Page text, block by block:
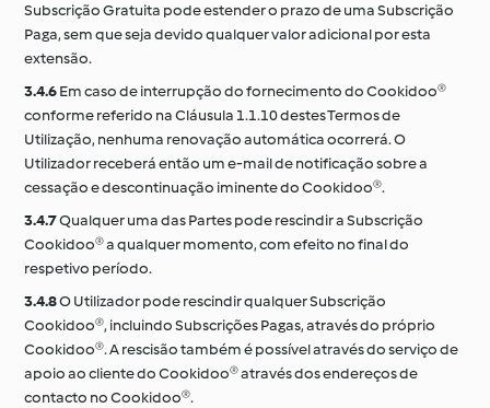
Subscrição Gratuita pode estender o prazo de uma Subscrição
Paga, sem que seja devido qualquer valor adicional por esta
extensão.
3.4.6Em caso de interrupção do fornecimento do Cookidoo®
conforme referido na Cláusula 1.1.10 destes Termos de
Utilização, nenhuma renovação automática ocorrerá. O
Utilizador receberá então um e-mail de notificação sobre a
cessação e descontinuação iminente do Cookidoo®.
3.4.7Qualquer uma das Partes pode rescindir a Subscrição
Cookidoo® a qualquer momento, com efeito no final do
respetivo período.
3.4.8O Utilizador pode rescindir qualquer Subscrição
Cookidoo®, incluindo Subscrições Pagas, através do próprio
Cookidoo®. A rescisão também é possível através do serviço de
apoio ao cliente do Cookidoo® através dos endereços de
contacto no Cookidoo®.